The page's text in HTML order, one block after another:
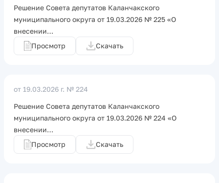
Решение Совета депутатов Каланчакского
муниципального округа от 19.03.2026 № 225 «О
внесении…
Просмотр
Скачать
от 19.03.2026 г. № 224
Решение Совета депутатов Каланчакского
муниципального округа от 19.03.2026 № 224 «О
внесении…
Просмотр
Скачать